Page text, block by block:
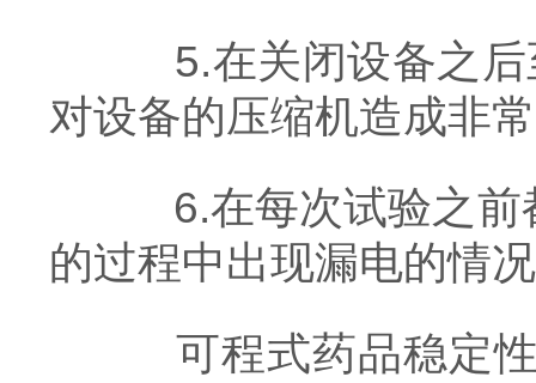
5.在关闭设备之后
对设备的压缩机造成非
6.在每次试验之前
的过程中出现漏电的情
可程式药品稳定性